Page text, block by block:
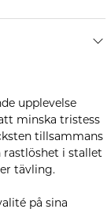
upplevelse
minska tristess
tillsammans
rastlöshet i stallet
tävling.
på sina